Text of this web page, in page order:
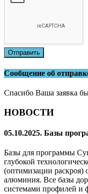
Отправить
Сообщение об
Спасибо Ваша заявка
НОВОСТИ
05.10.2025. Базы
Базы для программы
глубокой
(оптимизации
алюминия. Все базы
системами профилей и